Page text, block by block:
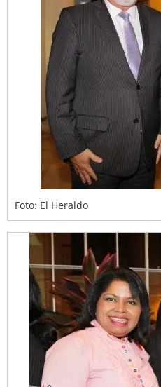
Foto: El Heraldo